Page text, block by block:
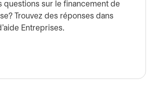
questions sur le financement de
Trouvez des réponses dans
Entreprises.